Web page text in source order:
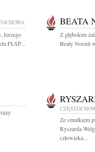
Jerzego
PLSP...
BEATA
Z głębokim
Beaty Nocuń
Ze smutkiem
Ryszarda
człowieka...